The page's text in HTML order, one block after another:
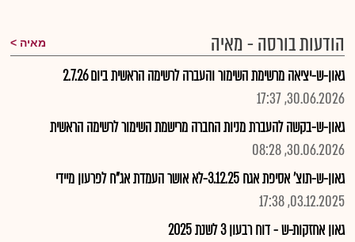
הודעות בורסה - מאיה מאיה
גאון-ש-יציאה מרשימת השימור והעברה לרשימה הראשית ביום 2.7.26
30.06.2026, 17:37
גאון-ש-בקשה להעברת מניות החברה מרישמת השימור לרשימה הראשית
30.06.2026, 08:28
גאון-ש-תוצ' אסיפת אגח 3.12.25-לא אושר העמדת אג"ח לפרעון מיידי
03.12.2025, 17:38
גאון אחזקות-ש - דוח רבעון 3 לשנת 2025